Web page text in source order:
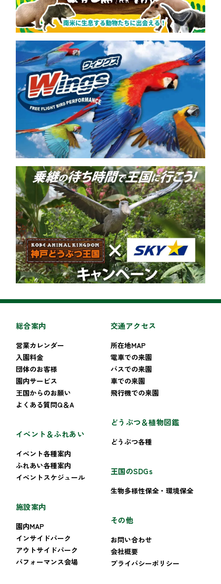
総合案内
営業カレンダー
入園料金
団体のお客様
園内サービス
王国からのお願い
よくある質問Q＆A
イベント＆ふれあい
イベント各種案内
ふれあい各種案内
イベントスケジュール
施設案内
園内MAP
インサイドパーク
アウトサイドパーク
パフォーマンス会場
交通アクセス
所在地MAP
電車での来園
バスでの来園
車での来園
飛行機での来園
どうぶつ＆植物図鑑
どうぶつ各種
王国のSDGs
生物多様性保全・環境保全
その他
お問い合わせ
会社概要
プライバシーポリシー